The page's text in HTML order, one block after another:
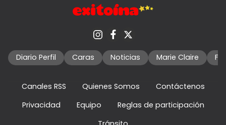
Diario Perfil Caras Noticias Marie Claire
Canales RSS Quienes Somos
Contáctenos
Privacidad
Equipo
Reglas de participación